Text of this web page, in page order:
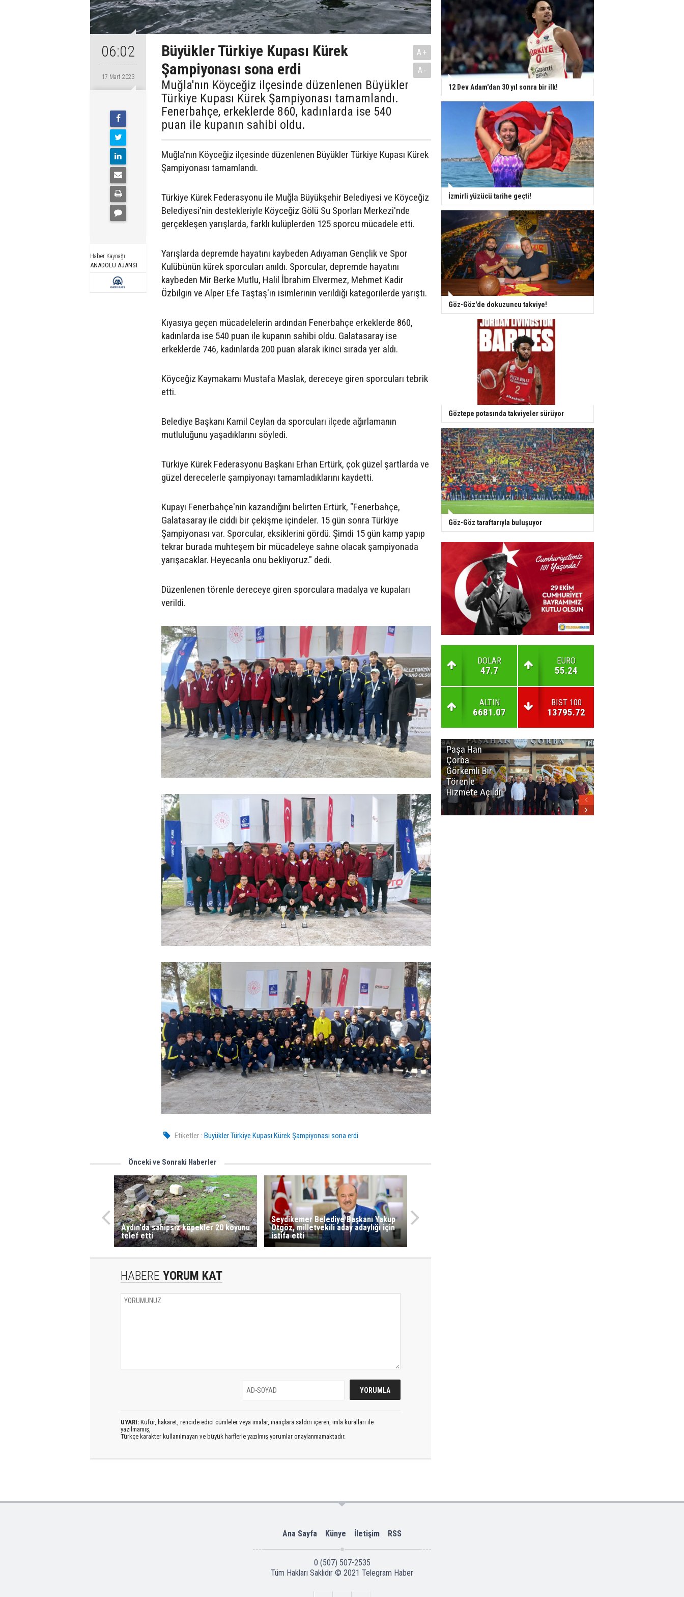
06:02
17 Mart 2023
Haber Kaynağı
ANADOLU AJANSI
Büyükler Türkiye Kupası Kürek
Şampiyonası sona erdi
Muğla'nın Köyceğiz ilçesinde düzenlenen Büyükler
Türkiye Kupası Kürek Şampiyonası tamamlandı.
Fenerbahçe, erkeklerde 860, kadınlarda ise 540
puan ile kupanın sahibi oldu.
A+
A-
Muğla'nın Köyceğiz ilçesinde düzenlenen Büyükler Türkiye Kupası Kürek
Şampiyonası tamamlandı.
Türkiye Kürek Federasyonu ile Muğla Büyükşehir Belediyesi ve Köyceğiz
Belediyesi'nin destekleriyle Köyceğiz Gölü Su Sporları Merkezi'nde
gerçekleşen yarışlarda, farklı kulüplerden 125 sporcu mücadele etti.
Yarışlarda depremde hayatını kaybeden Adıyaman Gençlik ve Spor
Kulübünün kürek sporcuları anıldı. Sporcular, depremde hayatını
kaybeden Mir Berke Mutlu, Halil İbrahim Elvermez, Mehmet Kadir
Özbilgin ve Alper Efe Taştaş'ın isimlerinin verildiği kategorilerde yarıştı.
Kıyasıya geçen mücadelelerin ardından Fenerbahçe erkeklerde 860,
kadınlarda ise 540 puan ile kupanın sahibi oldu. Galatasaray ise
erkeklerde 746, kadınlarda 200 puan alarak ikinci sırada yer aldı.
Köyceğiz Kaymakamı Mustafa Maslak, dereceye giren sporcuları tebrik
etti.
Belediye Başkanı Kamil Ceylan da sporcuları ilçede ağırlamanın
mutluluğunu yaşadıklarını söyledi.
Türkiye Kürek Federasyonu Başkanı Erhan Ertürk, çok güzel şartlarda ve
güzel derecelerle şampiyonayı tamamladıklarını kaydetti.
Kupayı Fenerbahçe'nin kazandığını belirten Ertürk, "Fenerbahçe,
Galatasaray ile ciddi bir çekişme içindeler. 15 gün sonra Türkiye
Şampiyonası var. Sporcular, eksiklerini gördü. Şimdi 15 gün kamp yapıp
tekrar burada muhteşem bir mücadeleye sahne olacak şampiyonada
yarışacaklar. Heyecanla onu bekliyoruz." dedi.
Düzenlenen törenle dereceye giren sporculara madalya ve kupaları
verildi.
Etiketler : Büyükler Türkiye Kupası Kürek Şampiyonası sona erdi
Önceki ve Sonraki Haberler
Aydın'da sahipsiz köpekler 20 koyunu
telef etti
Seydikemer Belediye Başkanı Yakup
Otgöz, milletvekili aday adaylığı için
istifa etti
HABERE YORUM KAT
UYARI: Küfür, hakaret, rencide edici cümleler veya imalar, inançlara saldırı içeren, imla kuralları ile
yazılmamış,
Türkçe karakter kullanılmayan ve büyük harflerle yazılmış yorumlar onaylanmamaktadır.
12 Dev Adam'dan 30 yıl sonra bir ilk!
İzmirli yüzücü tarihe geçti!
Göz-Göz'de dokuzuncu takviye!
Göztepe potasında takviyeler sürüyor
Göz-Göz taraftarıyla buluşuyor
DOLAR
47.7
EURO
55.24
ALTIN
6681.07
BIST 100
13795.72
Paşa Han
Çorba
Görkemli Bir
Törenle
Hizmete Açıldı
Ana Sayfa Künye İletişim RSS
0 (507) 507-2535
Tüm Hakları Saklıdır © 2021 Telegram Haber